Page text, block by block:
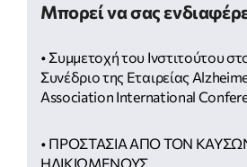
Μπορεί να σας
• Συμμετοχή του Ινστιτούτου
Συνέδριο της Εταιρείας
Association International
• ΠΡΟΣΤΑΣΙΑ ΑΠΟ ΤΟΝ
ΗΛΙΚΙΩΜΕΝΟΥΣ